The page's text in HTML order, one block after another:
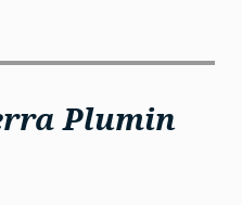
Plumin